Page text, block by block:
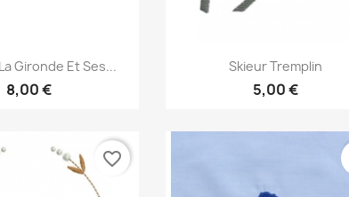
rapide
Gironde Et Ses...
8,00 €
Aperçu rapide
Skieur Tremplin
5,00 €
favorite_border